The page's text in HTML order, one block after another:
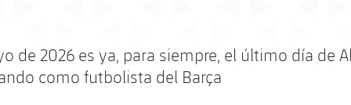
de 2026 es ya, para siempre, el último día de
como futbolista del Barça